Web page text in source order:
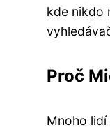
kde nikdo
Proč
Mnoho